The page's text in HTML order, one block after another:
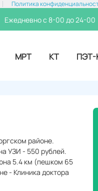
Политика
Ежедневно с 8-00 до 24-00
МРТ КТ ПЭТ-
районе.
УЗИ - 550 рублей.
5.4 км (пешком 65
- Клиника доктора